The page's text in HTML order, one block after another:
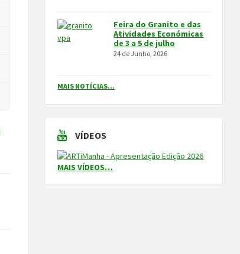
Feira do Granito e das
Atividades Económicas
de 3 a 5 de julho
24 de Junho, 2026
MAIS NOTÍCIAS...
VÍDEOS
MAIS VÍDEOS…